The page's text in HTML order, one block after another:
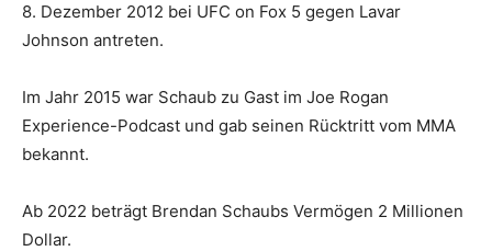
8. Dezember 2012 bei UFC on Fox 5 gegen Lavar
Johnson antreten.
Im Jahr 2015 war Schaub zu Gast im Joe Rogan
Experience-Podcast und gab seinen Rücktritt vom MMA
bekannt.
Ab 2022 beträgt Brendan Schaubs Vermögen 2 Millionen
Dollar.